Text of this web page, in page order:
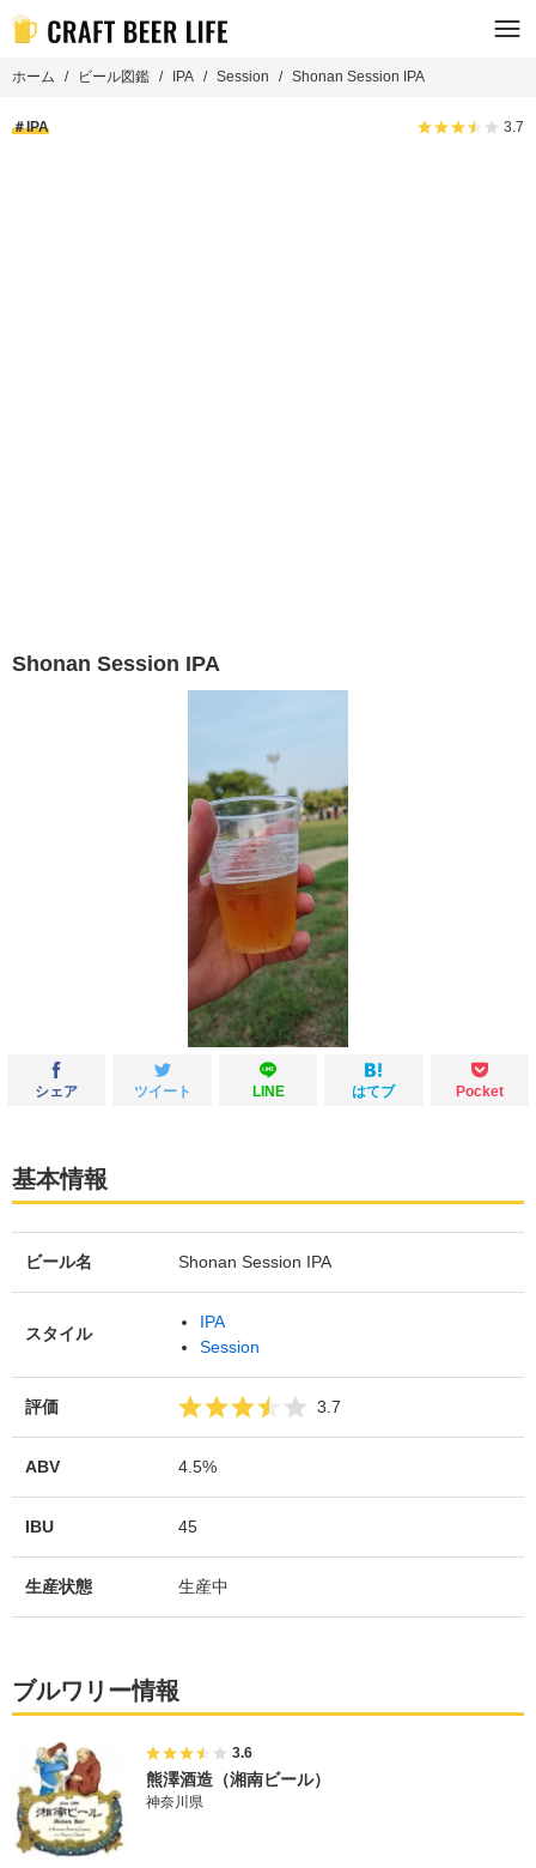
ホーム ビール図鑑 IPA Session Shonan Session IPA
IPA 3.7
Shonan Session IPA
シェア ツイート LINE はてブ Pocket
基本情報
ビール名 Shonan Session IPA
スタイル
IPA
Session
評価 3.7
ABV 4.5%
IBU 45
生産状態 生産中
ブルワリー情報
3.6
熊澤酒造（湘南ビール）
神奈川県